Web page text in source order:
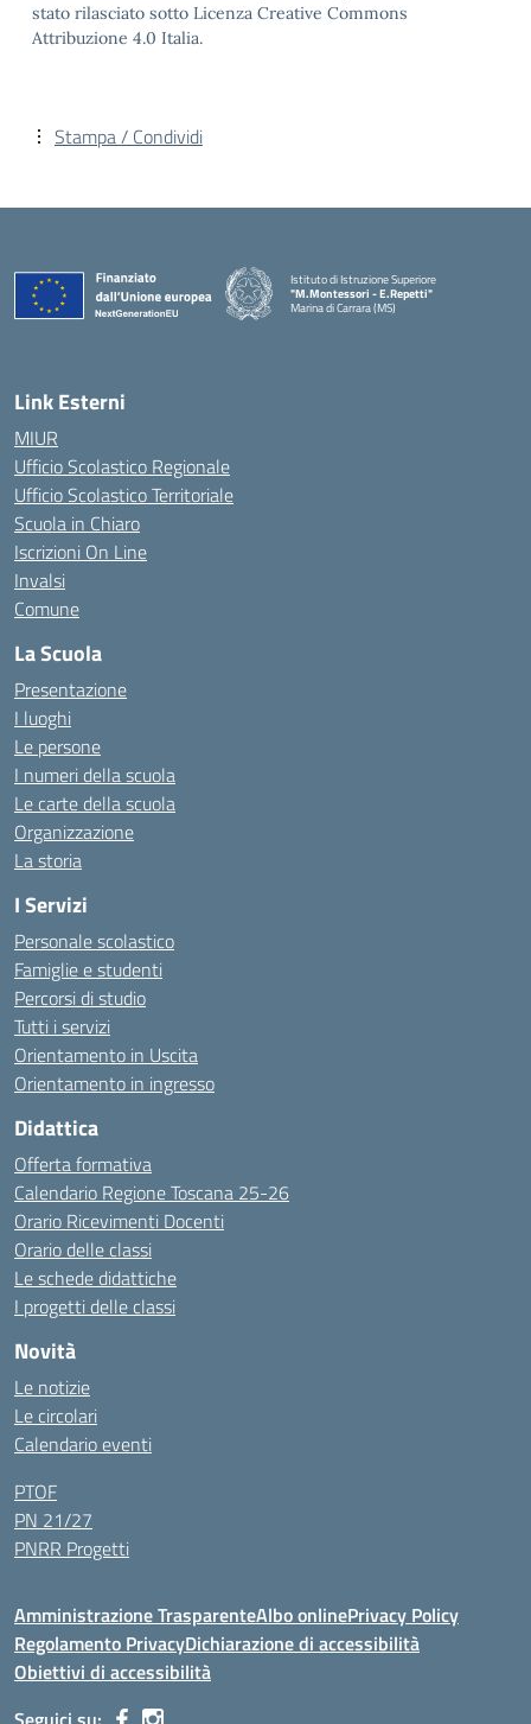
stato rilasciato sotto Licenza Creative Commons
Attribuzione 4.0 Italia.
Stampa / Condividi
Istituto di Istruzione Superiore
"M.Montessori - E.Repetti"
Marina di Carrara (MS)
Link Esterni
MIUR
Ufficio Scolastico Regionale
Ufficio Scolastico Territoriale
Scuola in Chiaro
Iscrizioni On Line
Invalsi
Comune
La Scuola
Presentazione
I luoghi
Le persone
I numeri della scuola
Le carte della scuola
Organizzazione
La storia
I Servizi
Personale scolastico
Famiglie e studenti
Percorsi di studio
Tutti i servizi
Orientamento in Uscita
Orientamento in ingresso
Didattica
Offerta formativa
Calendario Regione Toscana 25-26
Orario Ricevimenti Docenti
Orario delle classi
Le schede didattiche
I progetti delle classi
Novità
Le notizie
Le circolari
Calendario eventi
PTOF
PN 21/27
PNRR Progetti
Amministrazione TrasparenteAlbo onlinePrivacy Policy
Regolamento PrivacyDichiarazione di accessibilità
Obiettivi di accessibilità